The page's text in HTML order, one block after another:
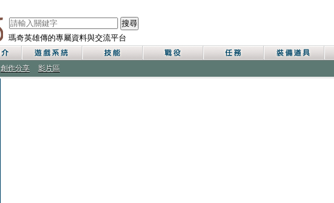
瑪奇英雄傳的專屬資料與交流平台
搜尋
創作分享 影片區